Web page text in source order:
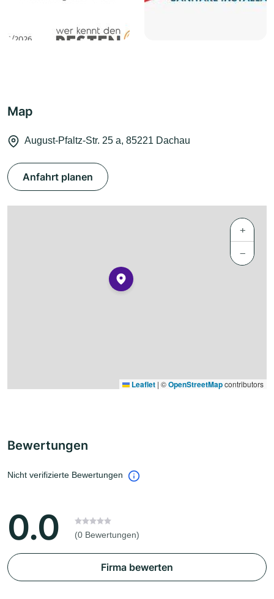
Map
August-Pfaltz-Str. 25 a, 85221 Dachau
Anfahrt planen
+
−
Leaflet | ©OpenStreetMapcontributors
Bewertungen
Nicht verifizierte Bewertungen
0.0 (0 Bewertungen)
Firma bewerten